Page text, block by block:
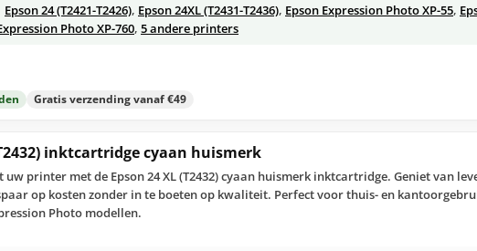
Epson 24 (T2421-T2426), Epson 24XL (T2431-T2436), Epson Expression Photo XP-55,
Photo XP-760, 5 andere printers
Gratis verzending vanaf €49
inktcartridge cyaan huismerk
uw printer met de Epson 24 XL (T2432) cyaan huismerk inktcartridge. Geniet van
op kosten zonder in te boeten op kwaliteit. Perfect voor thuis- en
Photo modellen.